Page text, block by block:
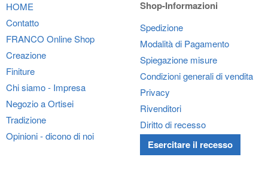
HOME
Contatto
FRANCO Online Shop
Creazione
Finiture
Chi siamo - Impresa
Negozio a Ortisei
Tradizione
Opinioni - dicono di noi
Shop-Informazioni
Spedizione
Modalità di Pagamento
Spiegazione misure
Condizioni generali di vendita
Privacy
Rivenditori
Diritto di recesso
Esercitare il recesso